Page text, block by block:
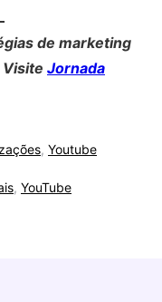
de marketing
Jornada
, Youtube
, YouTube